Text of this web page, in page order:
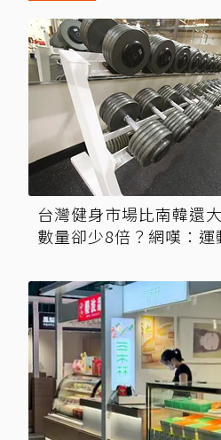
台灣健身市場比南韓還
數量卻少8倍？網嘆：運